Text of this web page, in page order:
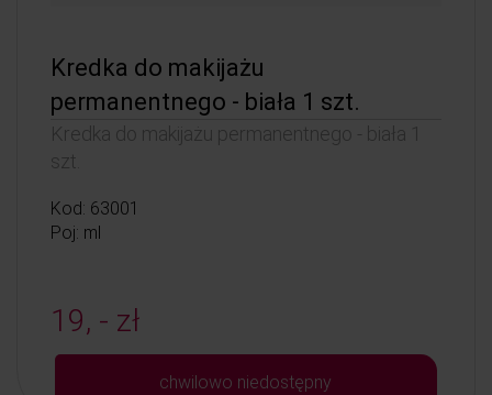
Kredka do makijażu
permanentnego - biała 1 szt.
Kredka do makijażu permanentnego - biała 1
szt.
Kod: 63001
Poj: ml
19, - zł
chwilowo niedostępny